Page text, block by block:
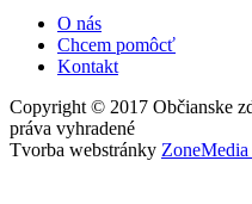
O nás
Chcem pomôcť
Kontakt
Copyright © 2017 Občianske
práva vyhradené
Tvorba webstránky